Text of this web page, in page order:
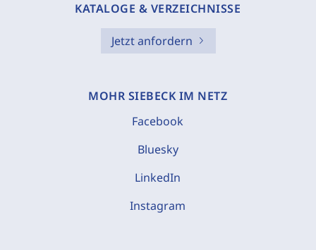
KATALOGE & VERZEICHNISSE
Jetzt anfordern
MOHR SIEBECK IM NETZ
Facebook
Bluesky
LinkedIn
Instagram